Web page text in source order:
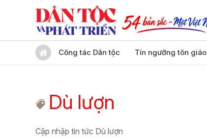
Công tác Dân tộc Tín ngưỡng tôn giáo
Dù lượn
Cập nhập tin tức Dù lượn